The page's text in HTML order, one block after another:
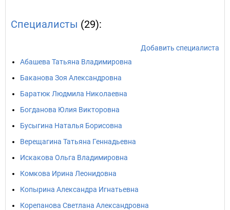
Специалисты (29):
Добавить специалиста
Абашева Татьяна Владимировна
Баканова Зоя Александровна
Баратюк Людмила Николаевна
Богданова Юлия Викторовна
Бусыгина Наталья Борисовна
Верещагина Татьяна Геннадьевна
Искакова Ольга Владимировна
Комкова Ирина Леонидовна
Копырина Александра Игнатьевна
Корепанова Светлана Александровна